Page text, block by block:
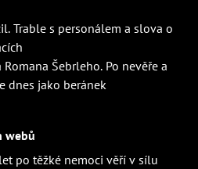
Trable s personálem a slova o
Šebrleho. Po nevěře a
dnes jako beránek
webů
po těžké nemoci věří v sílu